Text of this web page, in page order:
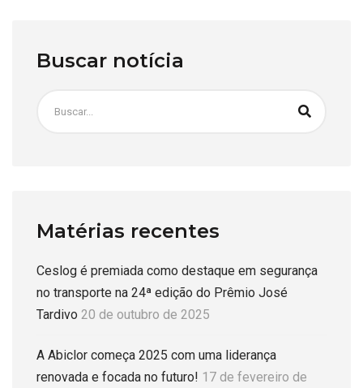
Buscar notícia
Matérias recentes
Ceslog é premiada como destaque em segurança
no transporte na 24ª edição do Prêmio José
Tardivo 20 de outubro de 2025
A Abiclor começa 2025 com uma liderança
renovada e focada no futuro! 17 de fevereiro de